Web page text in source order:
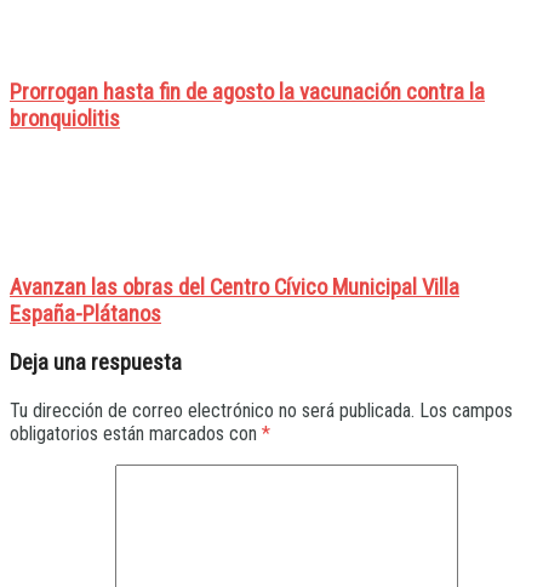
Prorrogan hasta fin de agosto la vacunación contra la
bronquiolitis
Avanzan las obras del Centro Cívico Municipal Villa
España-Plátanos
Deja una respuesta
Tu dirección de correo electrónico no será publicada. Los campos
obligatorios están marcados con *